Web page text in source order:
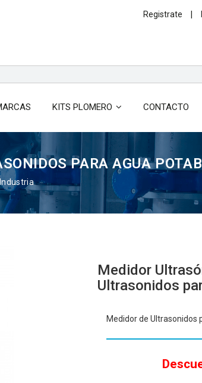
Registrate |
KITS PLOMERO CONTACTO
PARA AGUA
Industria
Medidor
Ultrasonidos
Medidor de Ultrasonidos